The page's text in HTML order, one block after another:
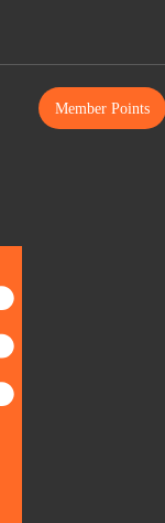
Member Points